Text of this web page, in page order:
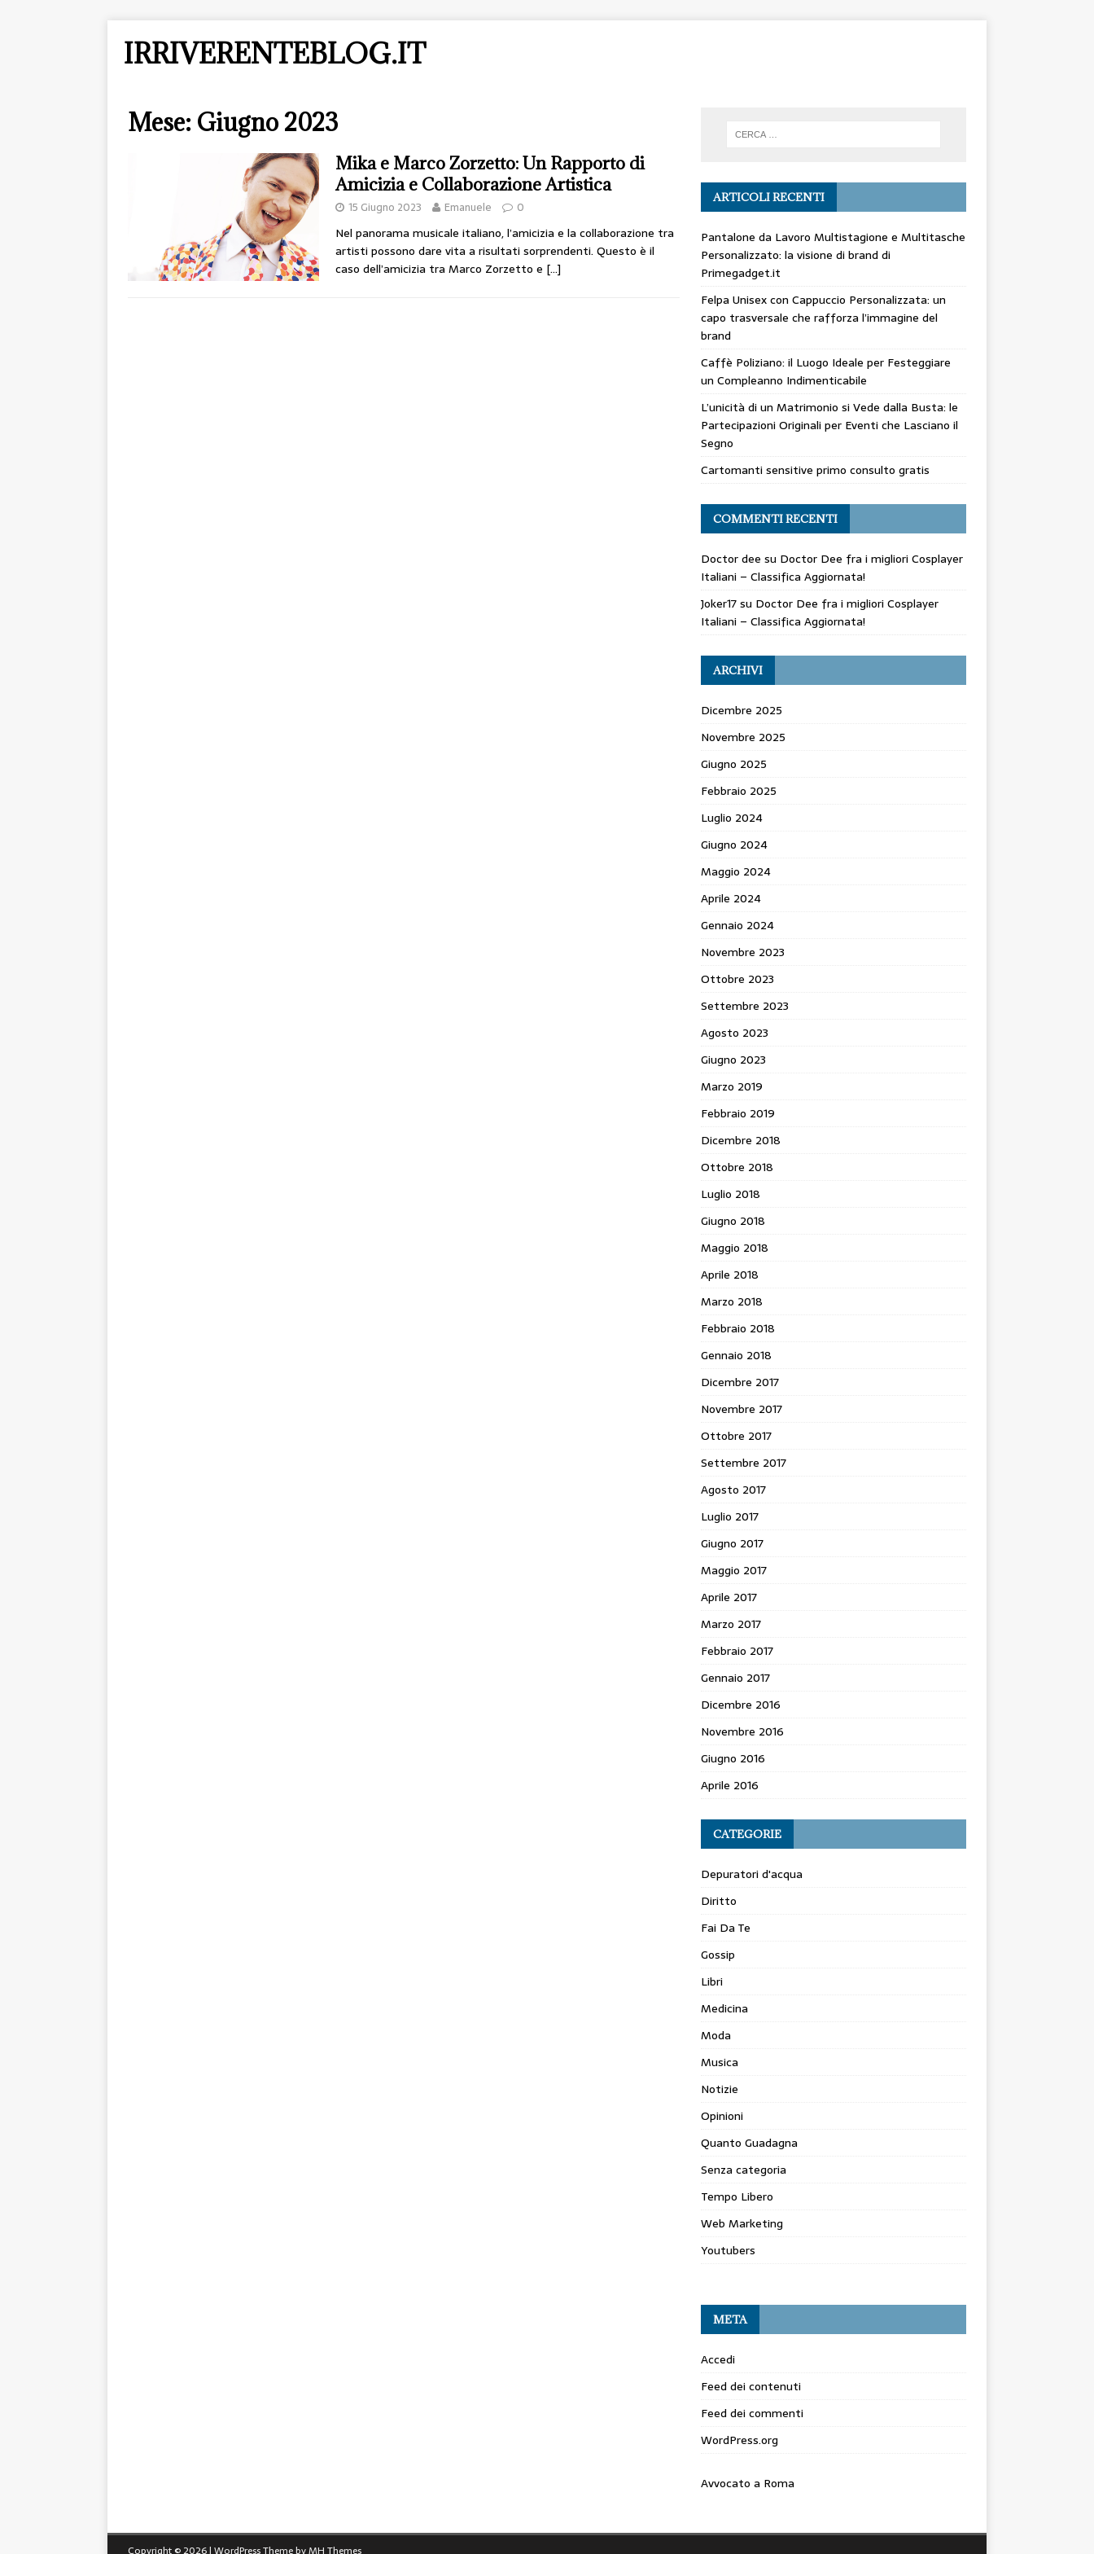
IRRIVERENTEBLOG.IT
Mese: Giugno 2023
Mika e Marco Zorzetto: Un Rapporto di
Amicizia e Collaborazione Artistica
15 Giugno 2023 Emanuele 0
Nel panorama musicale italiano, l’amicizia e la collaborazione tra
artisti possono dare vita a risultati sorprendenti. Questo è il
caso dell’amicizia tra Marco Zorzetto e […]
ARTICOLI RECENTI
Pantalone da Lavoro Multistagione e Multitasche
Personalizzato: la visione di brand di
Primegadget.it
Felpa Unisex con Cappuccio Personalizzata: un
capo trasversale che rafforza l’immagine del
brand
Caffè Poliziano: il Luogo Ideale per Festeggiare
un Compleanno Indimenticabile
L’unicità di un Matrimonio si Vede dalla Busta: le
Partecipazioni Originali per Eventi che Lasciano il
Segno
Cartomanti sensitive primo consulto gratis
COMMENTI RECENTI
Doctor dee su Doctor Dee fra i migliori Cosplayer
Italiani – Classifica Aggiornata!
Joker17su Doctor Dee fra i migliori Cosplayer
Italiani – Classifica Aggiornata!
ARCHIVI
Dicembre 2025
Novembre 2025
Giugno 2025
Febbraio 2025
Luglio 2024
Giugno 2024
Maggio 2024
Aprile 2024
Gennaio 2024
Novembre 2023
Ottobre 2023
Settembre 2023
Agosto 2023
Giugno 2023
Marzo 2019
Febbraio 2019
Dicembre 2018
Ottobre 2018
Luglio 2018
Giugno 2018
Maggio 2018
Aprile 2018
Marzo 2018
Febbraio 2018
Gennaio 2018
Dicembre 2017
Novembre 2017
Ottobre 2017
Settembre 2017
Agosto 2017
Luglio 2017
Giugno 2017
Maggio 2017
Aprile 2017
Marzo 2017
Febbraio 2017
Gennaio 2017
Dicembre 2016
Novembre 2016
Giugno 2016
Aprile 2016
CATEGORIE
Depuratori d'acqua
Diritto
Fai Da Te
Gossip
Libri
Medicina
Moda
Musica
Notizie
Opinioni
Quanto Guadagna
Senza categoria
Tempo Libero
Web Marketing
Youtubers
META
Accedi
Feed dei contenuti
Feed dei commenti
WordPress.org
Avvocato a Roma
Copyright © 2026 | WordPress Theme byMH Themes